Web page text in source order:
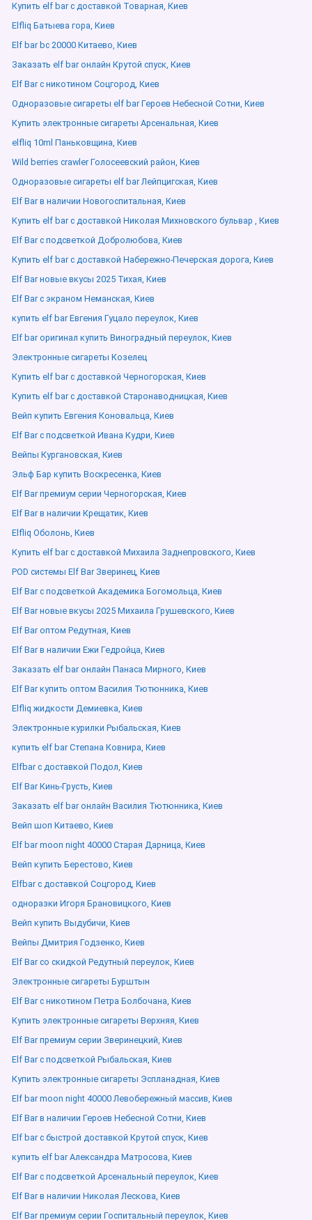
Купить elf bar с доставкой Товарная, Киев
Elfliq Батыева гора, Киев
Elf bar bc 20000 Китаево, Киев
Заказать elf bar онлайн Крутой спуск, Киев
Elf Bar с никотином Соцгород, Киев
Одноразовые сигареты elf bar Героев Небесной Сотни, Киев
Купить электронные сигареты Арсенальная, Киев
elfliq 10ml Паньковщина, Киев
Wild berries crawler Голосеевский район, Киев
Одноразовые сигареты elf bar Лейпцигская, Киев
Elf Bar в наличии Новогоспитальная, Киев
Купить elf bar с доставкой Николая Михновского бульвар , Киев
Elf Bar с подсветкой Добролюбова, Киев
Купить elf bar с доставкой Набережно-Печерская дорога, Киев
Elf Bar новые вкусы 2025 Тихая, Киев
Elf Bar с экраном Неманская, Киев
купить elf bar Евгения Гуцало переулок, Киев
Elf bar оригинал купить Виноградный переулок, Киев
Электронные сигареты Козелец
Купить elf bar с доставкой Черногорская, Киев
Купить elf bar с доставкой Старонаводницкая, Киев
Вейп купить Евгения Коновальца, Киев
Elf Bar с подсветкой Ивана Кудри, Киев
Вейпы Кургановская, Киев
Эльф Бар купить Воскресенка, Киев
Elf Bar премиум серии Черногорская, Киев
Elf Bar в наличии Крещатик, Киев
Elfliq Оболонь, Киев
Купить elf bar с доставкой Михаила Заднепровского, Киев
POD системы Elf Bar Зверинец, Киев
Elf Bar с подсветкой Академика Богомольца, Киев
Elf Bar новые вкусы 2025 Михаила Грушевского, Киев
Elf Bar оптом Редутная, Киев
Elf Bar в наличии Ежи Гедройца, Киев
Заказать elf bar онлайн Панаса Мирного, Киев
Elf Bar купить оптом Василия Тютюнника, Киев
Elfliq жидкости Демиевка, Киев
Электронные курилки Рыбальская, Киев
купить elf bar Степана Ковнира, Киев
Elfbar с доставкой Подол, Киев
Elf Bar Кинь-Грусть, Киев
Заказать elf bar онлайн Василия Тютюнника, Киев
Вейп шоп Китаево, Киев
Elf bar moon night 40000 Старая Дарница, Киев
Вейп купить Берестово, Киев
Elfbar с доставкой Соцгород, Киев
одноразки Игоря Брановицкого, Киев
Вейп купить Выдубичи, Киев
Вейпы Дмитрия Годзенко, Киев
Elf Bar со скидкой Редутный переулок, Киев
Электронные сигареты Бурштын
Elf Bar с никотином Петра Болбочана, Киев
Купить электронные сигареты Верхняя, Киев
Elf Bar премиум серии Зверинецкий, Киев
Elf Bar с подсветкой Рыбальская, Киев
Купить электронные сигареты Эспланадная, Киев
Elf bar moon night 40000 Левобережный массив, Киев
Elf Bar в наличии Героев Небесной Сотни, Киев
Elf bar с быстрой доставкой Крутой спуск, Киев
купить elf bar Александра Матросова, Киев
Elf Bar с подсветкой Арсенальный переулок, Киев
Elf Bar в наличии Николая Лескова, Киев
Elf Bar премиум серии Госпитальный переулок, Киев